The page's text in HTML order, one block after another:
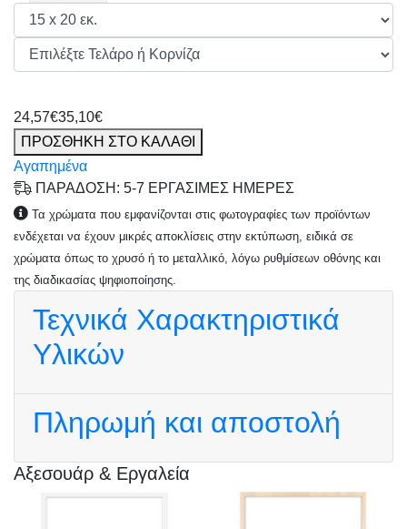
24,57€35,10€
ΠΡΟΣΘΗΚΗ ΣΤΟ ΚΑΛΑΘΙ
Αγαπημένα
ΠΑΡΑΔΟΣΗ: 5-7 ΕΡΓΑΣΙΜΕΣ ΗΜΕΡΕΣ
Τα χρώματα που εμφανίζονται στις φωτογραφίες των προϊόντων
ενδέχεται να έχουν μικρές αποκλίσεις στην εκτύπωση, ειδικά σε
χρώματα όπως το χρυσό ή το μεταλλικό, λόγω ρυθμίσεων οθόνης και
της διαδικασίας ψηφιοποίησης.
Τεχνικά Χαρακτηριστικά
Υλικών
Πληρωμή και αποστολή
Αξεσουάρ & Εργαλεία